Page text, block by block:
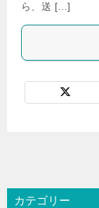
ら、送 […]
カテゴリー